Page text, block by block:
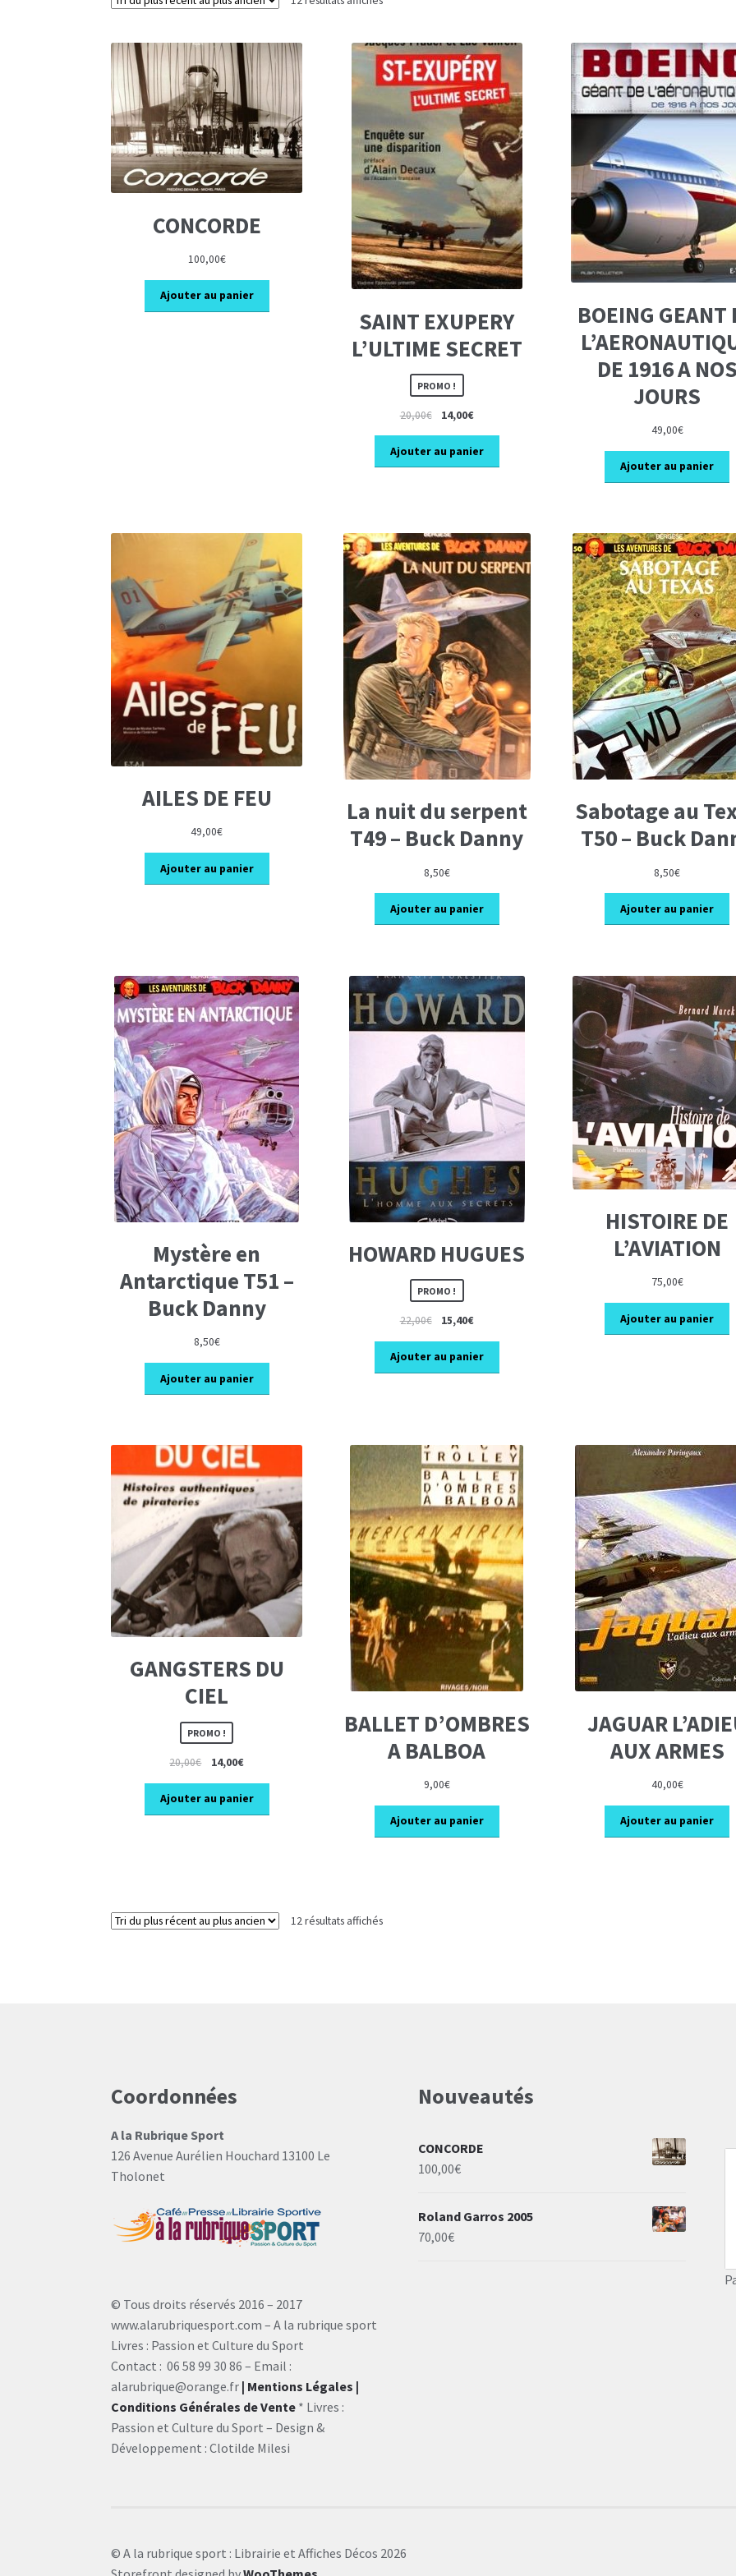
récent
au
plus
ancien
CONCORDE
100,00€
Ajouter au panier
SAINT EXUPERY
L’ULTIME SECRET
PROMO !
20,00€
Le
prix
initial
était :
14,00€Le
prix
actuel
est :
Ajouter au panier
BOEING GEANT
DE 1916 A
JOURS
49,00€
Ajouter au panier
AILES DE FEU
49,00€
Ajouter au panier
La nuit du serpent
T49 – Buck Danny
8,50€
Ajouter au panier
Sabotage au
T50 – Buck
8,50€
Ajouter au panier
Mystère en
Antarctique T51 –
Buck Danny
8,50€
Ajouter au panier
HOWARD HUGUES
PROMO !
22,00€
Le
initial
était :
15,40€Le
actuel
est :
Ajouter au panier
HISTOIRE DE
L’AVIATION
75,00€
Ajouter au panier
GANGSTERS DU
CIEL
PROMO !
20,00€
Le
initial
était :
14,00€Le
actuel
est :
Ajouter au panier
BALLET D’OMBRES
A BALBOA
9,00€
Ajouter au panier
JAGUAR
AUX ARMES
40,00€
Ajouter au panier
12 résultats affichésTrié
Coordonnées
A la Rubrique Sport
126 Avenue Aurélien Houchard 13100 Le
Tholonet
© Tous droits réservés 2016 – 2017
www.alarubriquesport.com – A la rubrique sport
Livres : Passion et Culture du Sport
Contact : 06 58 99 30 86 – Email :
alarubrique@orange.fr | Mentions Légales |
Conditions Générales de Vente* Livres :
Passion et Culture du Sport – Design &
Développement : Clotilde Milesi
Nouveautés
CONCORDE
100,00€
Roland Garros 2005
70,00€
© A la rubrique sport : Librairie et Affiches Décos 2026